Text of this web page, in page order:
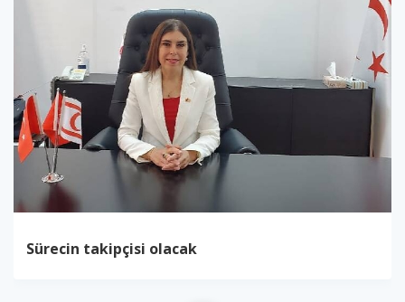
Sürecin takipçisi olacak